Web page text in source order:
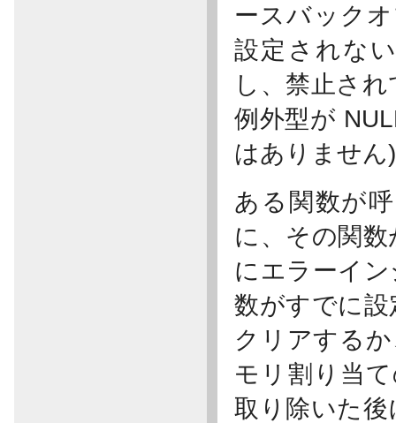
ースバック
設定されな
し、禁止さ
例外型が
はありません
ある関数が
に、その関
にエラーイ
数がすでに
クリアする
モリ割り当
取り除いた